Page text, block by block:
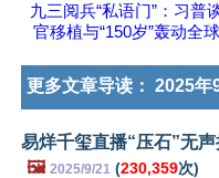
九三阅兵“私语门”：习普
官移植与“150岁”轰动全球
更多文章导读： 2025年
易烊千玺直播“压石”无
🖼️ 2025/9/21 (230,359次)